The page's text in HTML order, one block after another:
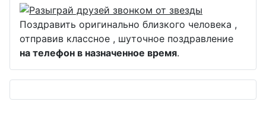
Поздравить оригинально близкого человека ,
отправив классное , шуточное поздравление
на телефон в назначенное время.